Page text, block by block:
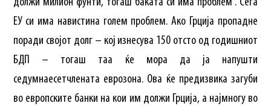
должи милион фунти, тогаш баката си има проблем“. Сега
ЕУ си има навистина голем проблем. Ако Грција пропадне
поради својот долг – кој изнесува 150 отсто од годишниот
БДП – тогаш таа ќе мора да ја напушти
седумнаесетчлената еврозона. Ова ќе предизвика загуби
во европските банки на кои им должи Грција, а најмногу во